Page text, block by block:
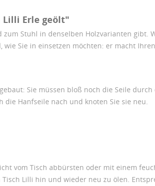
Erle geölt"
Stuhl in denselben Holzvarianten
wie Sie in einsetzen möchten: er macht
Sie müssen bloß noch die Seile
die Hanfseile nach und knoten Sie sie neu.
vom Tisch abbürsten oder mit einem
Lilli hin und wieder neu zu ölen.